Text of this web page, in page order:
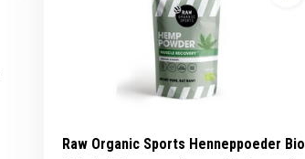
Raw Organic Sports Henneppoeder Bio